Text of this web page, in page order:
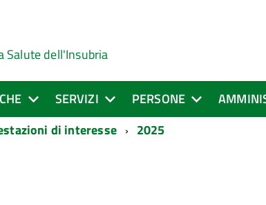
Salute dell'Insubria
SERVIZI PERSONE
di interesse 2025